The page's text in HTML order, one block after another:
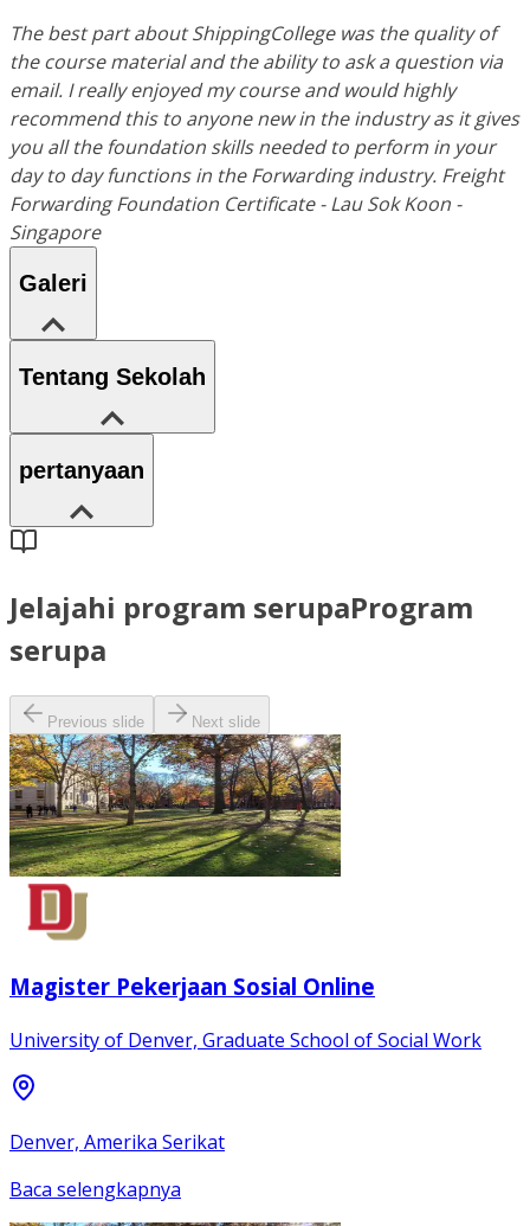
The best part about ShippingCollege was the quality of
the course material and the ability to ask a question via
email. I really enjoyed my course and would highly
recommend this to anyone new in the industry as it gives
you all the foundation skills needed to perform in your
day to day functions in the Forwarding industry. Freight
Forwarding Foundation Certificate - Lau Sok Koon -
Singapore
Galeri
Tentang Sekolah
pertanyaan
Jelajahi program serupaProgram
serupa
Previous slide Next slide
Magister Pekerjaan Sosial Online
University of Denver, Graduate School of Social Work
Denver, Amerika Serikat
Baca selengkapnya